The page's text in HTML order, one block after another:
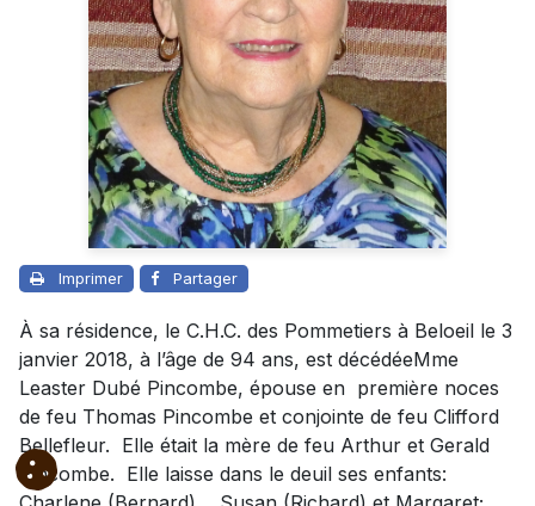
Imprimer Partager
À sa résidence, le C.H.C. des Pommetiers à Beloeil le 3
janvier 2018, à l’âge de 94 ans, est décédéeMme
Leaster Dubé Pincombe, épouse en première noces
de feu Thomas Pincombe et conjointe de feu Clifford
Bellefleur. Elle était la mère de feu Arthur et Gerald
Pincombe. Elle laisse dans le deuil ses enfants: